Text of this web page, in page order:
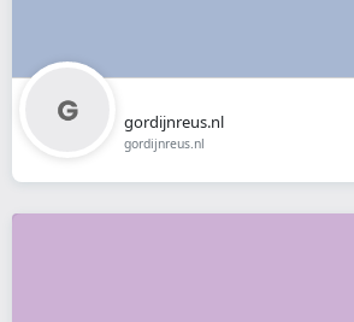
gordijnreus.nl
gordijnreus.nl